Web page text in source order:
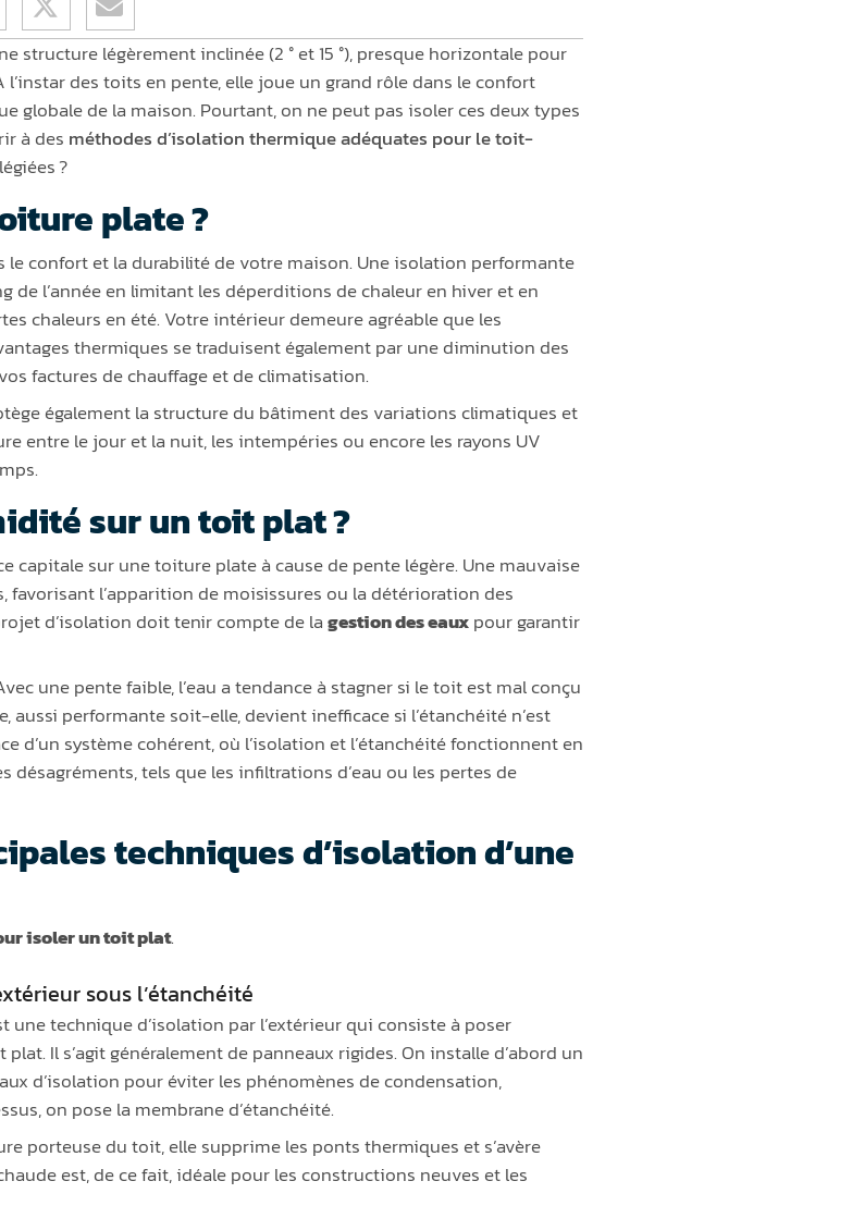
structure légèrement inclinée (2 ° et 15 °), presque horizontale pour
des toits en pente, elle joue un grand rôle dans le confort
globale de la maison. Pourtant, on ne peut pas isoler ces deux types
à des méthodes d’isolation thermique adéquates pour le toit-
?
plate ?
le confort et la durabilité de votre maison. Une isolation performante
de l’année en limitant les déperditions de chaleur en hiver et en
chaleurs en été. Votre intérieur demeure agréable que les
thermiques se traduisent également par une diminution des
factures de chauffage et de climatisation.
également la structure du bâtiment des variations climatiques et
entre le jour et la nuit, les intempéries ou encore les rayons UV
sur un toit plat ?
capitale sur une toiture plate à cause de pente légère. Une mauvaise
l’apparition de moisissures ou la détérioration des
d’isolation doit tenir compte de lagestion des eauxpour garantir
une pente faible, l’eau a tendance à stagner si le toit est mal conçu
performante soit-elle, devient inefficace si l’étanchéité n’est
d’un système cohérent, où l’isolation et l’étanchéité fonctionnent en
tels que les infiltrations d’eau ou les pertes de
techniques d’isolation d’une
isoler un toit plat.
sous l’étanchéité
une technique d’isolation par l’extérieur qui consiste à poser
Il s’agit généralement de panneaux rigides. On installe d’abord un
d’isolation pour éviter les phénomènes de condensation,
on pose la membrane d’étanchéité.
porteuse du toit, elle supprime les ponts thermiques et s’avère
est, de ce fait, idéale pour les constructions neuves et les